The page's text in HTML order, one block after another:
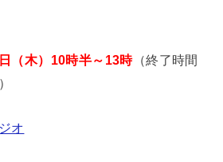
（木）10時半～13時（終了時間
オ